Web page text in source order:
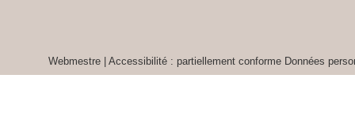
Webmestre| Accessibilité : partiellement conforme Données